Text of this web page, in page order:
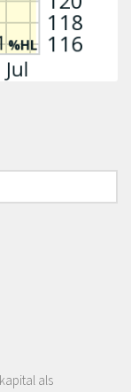
als